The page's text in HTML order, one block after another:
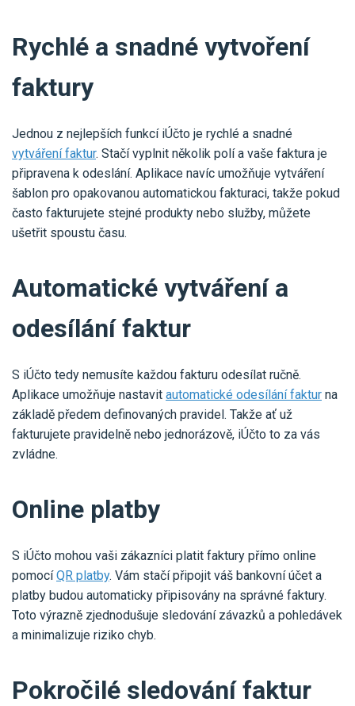
Všechny funkce
Pro spolky Blog Kontakt
Rychlé a snadné vytvoření
faktury
Jednou z nejlepších funkcí iÚčto je rychlé a snadné
vytváření faktur. Stačí vyplnit několik polí a vaše faktura je
připravena k odeslání. Aplikace navíc umožňuje vytváření
šablon pro opakovanou automatickou fakturaci, takže pokud
často fakturujete stejné produkty nebo služby, můžete
ušetřit spoustu času.
Automatické vytváření a
odesílání faktur
S iÚčto tedy nemusíte každou fakturu odesílat ručně.
Aplikace umožňuje nastavit automatické odesílání faktur na
základě předem definovaných pravidel. Takže ať už
fakturujete pravidelně nebo jednorázově, iÚčto to za vás
zvládne.
Online platby
S iÚčto mohou vaši zákazníci platit faktury přímo online
pomocíQR platby. Vám stačí připojit váš bankovní účet a
platby budou automaticky připisovány na správné faktury.
Toto výrazně zjednodušuje sledování závazků a pohledávek
a minimalizuje riziko chyb.
Pokročilé sledování faktur